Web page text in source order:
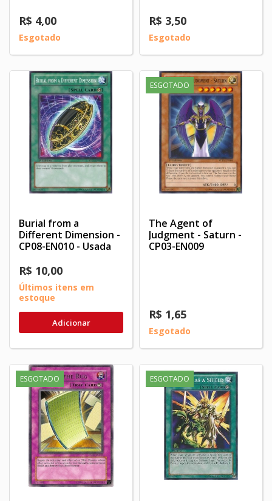
R$ 4,00
Esgotado
R$ 3,50
Esgotado
Burial from a
Different Dimension -
CP08-EN010 - Usada
R$ 10,00
Últimos itens em
estoque
Adicionar
ESGOTADO
The Agent of
Judgment - Saturn -
CP03-EN009
R$ 1,65
Esgotado
ESGOTADO ESGOTADO